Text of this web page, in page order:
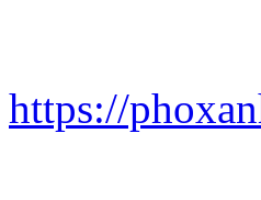
https://